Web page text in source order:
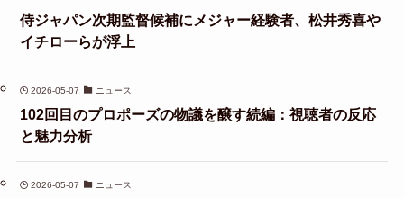
侍ジャパン次期監督候補にメジャー経験者、松井秀喜や
イチローらが浮上
2026-05-07 ニュース
102回目のプロポーズの物議を醸す続編：視聴者の反応
と魅力分析
2026-05-07 ニュース